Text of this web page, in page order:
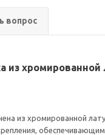
вопрос
из
из хромированной